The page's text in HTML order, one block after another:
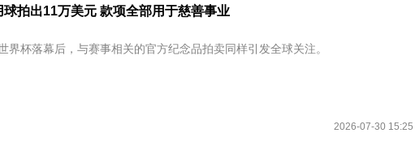
球拍出11万美元 款项全部用于慈善事业
界杯落幕后，与赛事相关的官方纪念品拍卖同样引发全球关注。
2026-07-30 15:25